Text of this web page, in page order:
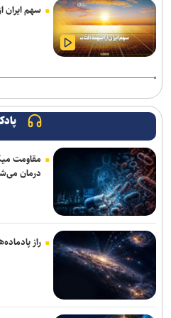
خبرنگاری حرفه‌ای مسئولیتی برای
و روایت دقیق و منصفانه رویدادهاست
خبرنگاران با مسئولیت‌پذیری و تعهد
توقیف کامیون با راننده ۸ ساله در اصفهان!
سهم ایران
مقاومت
درمان
راز